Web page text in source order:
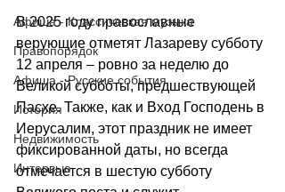
Афиша - Классическая музыка
Правопорядок
Афиша - Русские события
История
Недвижимость
Интервью
В 2025 году православные
верующие отметят Лазареву субботу
12 апреля – ровно за неделю до
Великой субботы, предшествующей
Пасхе. Также, как и Вход Господень в
Иерусалим, этот праздник не имеет
фиксированной даты, но всегда
отмечается в шестую субботу